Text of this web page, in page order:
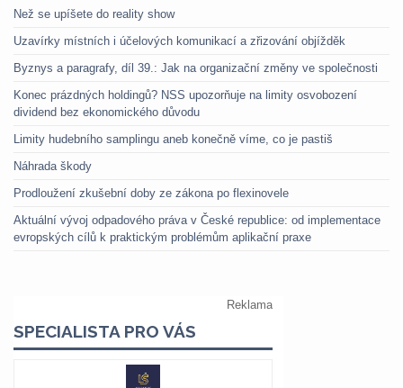
Než se upíšete do reality show
Uzavírky místních i účelových komunikací a zřizování objížděk
Byznys a paragrafy, díl 39.: Jak na organizační změny ve společnosti
Konec prázdných holdingů? NSS upozorňuje na limity osvobození
dividend bez ekonomického důvodu
Limity hudebního samplingu aneb konečně víme, co je pastiš
Náhrada škody
Prodloužení zkušební doby ze zákona po flexinovele
Aktuální vývoj odpadového práva v České republice: od implementace
evropských cílů k praktickým problémům aplikační praxe